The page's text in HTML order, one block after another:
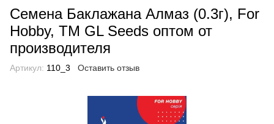
Семена Баклажана Алмаз (0.3г), For
Hobby, TM GL Seeds оптом от
производителя
Артикул: 110_3 Оставить отзыв